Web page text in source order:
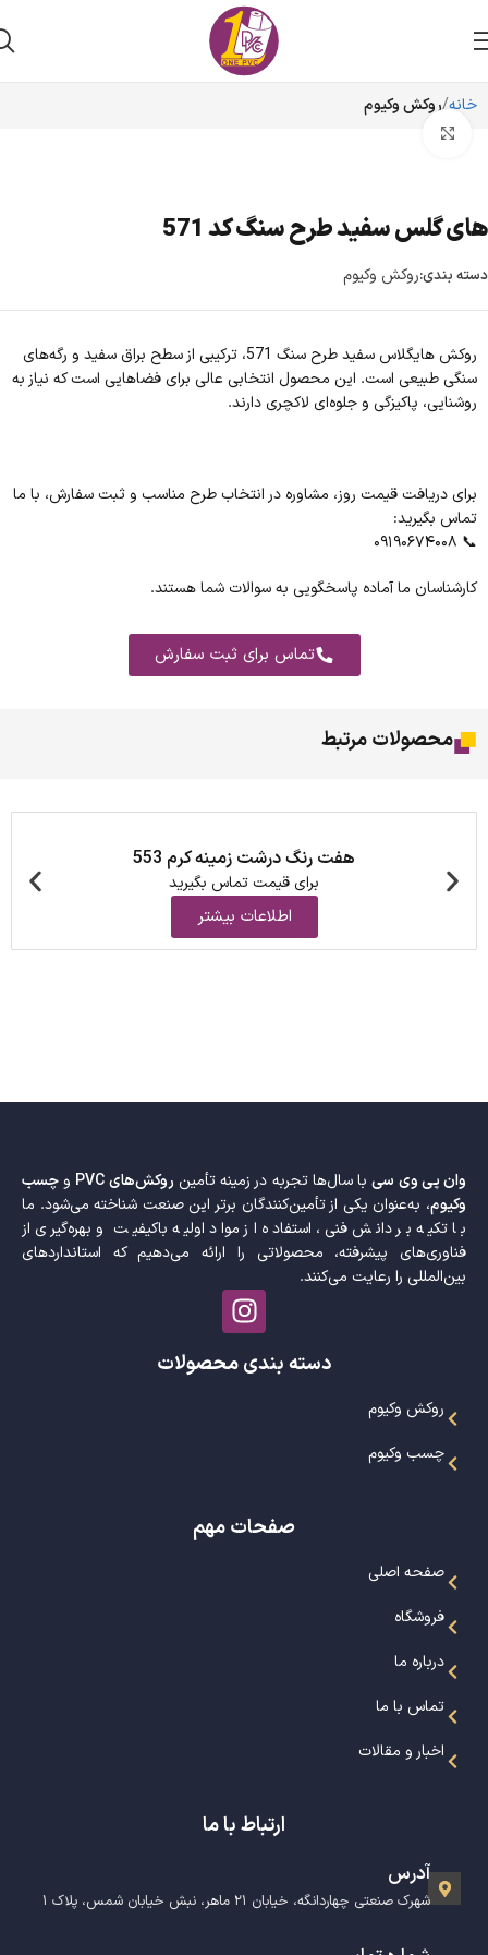
خانه روکش وکیوم
های گلس سفید طرح سنگ کد 571
دسته بندی:روکش وکیوم
روکش هایگلاس سفید طرح سنگ 571، ترکیبی از سطح براق سفید و رگه‌های
سنگی طبیعی است. این محصول انتخابی عالی برای فضاهایی است که نیاز به
روشنایی، پاکیزگی و جلوه‌ای لاکچری دارند.
برای دریافت قیمت روز، مشاوره در انتخاب طرح مناسب و ثبت سفارش، با ما
تماس بگیرید:
📞 ۰۹۱۹۰۶۷۴۰۰۸
کارشناسان ما آماده پاسخگویی به سوالات شما هستند.
تماس برای ثبت سفارش
محصولات مرتبط
هفت رنگ درشت زمینه کرم 553
برای قیمت تماس بگیرید
اطلاعات بیشتر
وان پی وی سیبا سال‌ها تجربه در زمینه تأمین روکش‌های PVC وچسب
وکیوم، به‌عنوان یکی از تأمین‌کنندگان برتر این صنعت شناخته می‌شود. ما
با تکیه بر دانش فنی، استفاده از مواد اولیه باکیفیت و بهره‌گیری از
فناوری‌های پیشرفته، محصولاتی را ارائه می‌دهیم که استانداردهای
بین‌المللی را رعایت می‌کنند.
دسته بندی محصولات
روکش وکیوم
چسب وکیوم
صفحات مهم
صفحه اصلی
فروشگاه
درباره ما
تماس با ما
اخبار و مقالات
ارتباط با ما
آدرس
شهرک صنعتی چهاردانگه، خیابان ۲۱ ماهر، نبش خیابان شمس، پلاک ۱